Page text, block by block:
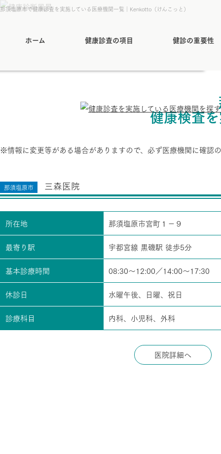
那須塩原市で健康診査を実施している医療機関一覧｜Kenkotto（けんこっと）
ホーム 健康診査の項目 健診の重要性
健康検査
※情報に変更等がある場合がありますので、必ず医療機関に確認
那須塩原市 三森医院
所在地
那須塩原市宮町１－９
最寄り駅
宇都宮線 黒磯駅 徒歩5分
基本診療時間
08:30～12:00／14:00～17:30
休診日
水曜午後、日曜、祝日
診療科目
内科、小児科、外科
医院詳細へ